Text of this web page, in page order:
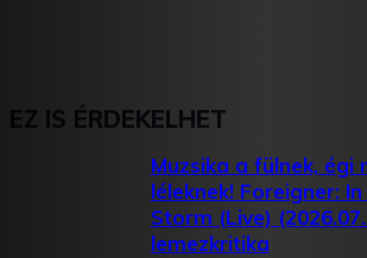
EZ IS ÉRDEKELHET
Muzsika a fülnek, égi
léleknek! Foreigner:
Storm (Live)
lemezkritika